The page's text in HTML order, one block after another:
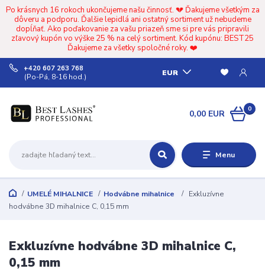
Po krásnych 16 rokoch ukončujeme našu činnosť. 💔 Ďakujeme všetkým za
dôveru a podporu. Ďalšie lepidlá ani ostatný sortiment už nebudeme
dopĺňať. Ako poďakovanie za vašu priazeň sme si pre vás pripravili
zľavový kupón vo výške 25 % na celý sortiment. Kód kupónu: BEST25
Ďakujeme za všetky spoločné roky. ❤️
Menu
EUR
+420 607 263 768
(Po-Pá, 8-16 hod.)
0
0,00 EUR
UMELÉ MIHALNICE Hodvábne mihalnice
Exkluzívne
hodvábne 3D mihalnice C, 0,15 mm
Exkluzívne hodvábne 3D mihalnice C,
0,15 mm